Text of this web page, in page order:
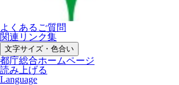
よくあるご質問
関連リンク集
文字サイズ・色合い
都庁総合ホームページ
読み上げる
Language